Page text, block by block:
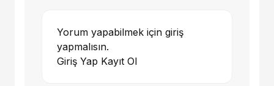
Yorum yapabilmek için giriş
yapmalısın.
Giriş Yap Kayıt Ol